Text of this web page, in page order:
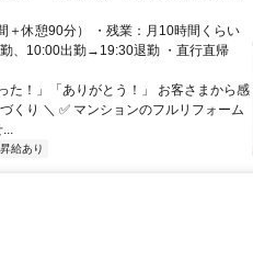
・終了時間がそのまま勤務時間となる
す！
＋休憩90分） ・残業：月10時間くらい
、10:00出勤→19:30退勤 ・直行直帰
た！」「ありがとう！」 お客さまから感
くり ＼ ✅ マンションのフルリフォーム
...
昇給あり